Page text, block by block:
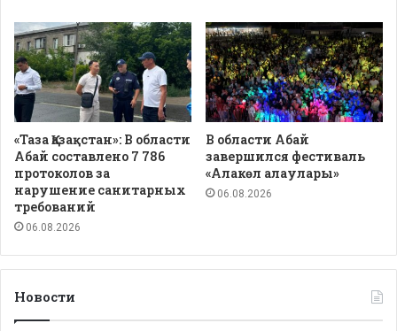
«Таза Қазақстан»: В области
Абай составлено 7 786
протоколов за
нарушение санитарных
требований
06.08.2026
В области Абай
завершился фестиваль
«Алакөл алаулары»
06.08.2026
Новости